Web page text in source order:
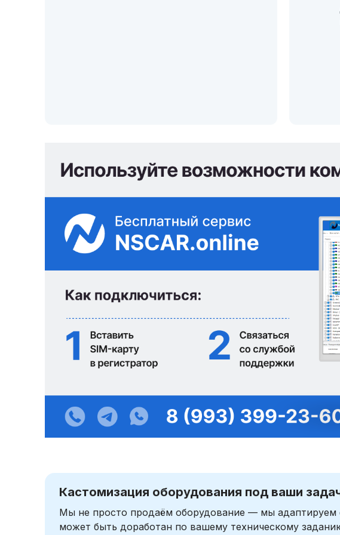
Кастомизация оборудования под ваши
Мы не просто продаём оборудование — мы адаптируем
может быть доработан по вашему техническому